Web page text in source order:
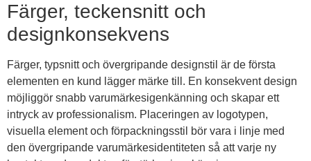
Färger, teckensnitt och
designkonsekvens
Färger, typsnitt och övergripande designstil är de första
elementen en kund lägger märke till. En konsekvent design
möjliggör snabb varumärkesigenkänning och skapar ett
intryck av professionalism. Placeringen av logotypen,
visuella element och förpackningsstil bör vara i linje med
den övergripande varumärkesidentiteten så att varje ny